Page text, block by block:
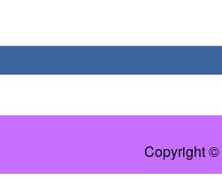
Copyright